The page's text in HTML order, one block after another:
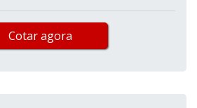
Cotar agora